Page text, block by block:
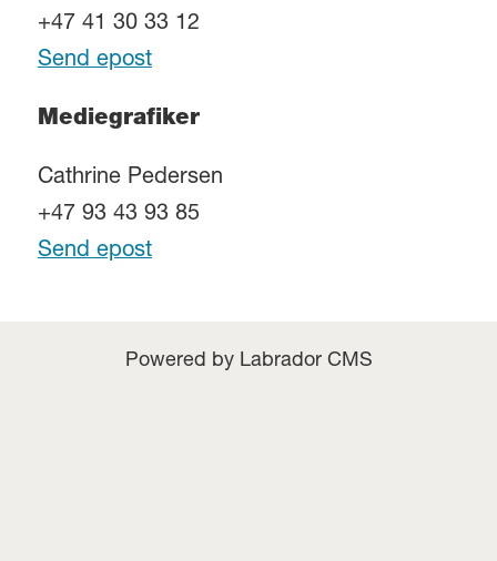
+47 41 30 33 12
Send epost
Mediegrafiker
Cathrine Pedersen
+47 93 43 93 85
Send epost
Powered by Labrador CMS